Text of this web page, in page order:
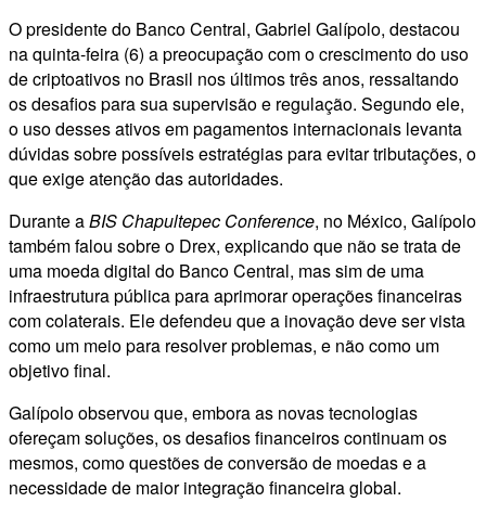
O presidente do Banco Central, Gabriel Galípolo, destacou
na quinta-feira (6) a preocupação com o crescimento do uso
de criptoativos no Brasil nos últimos três anos, ressaltando
os desafios para sua supervisão e regulação. Segundo ele,
o uso desses ativos em pagamentos internacionais levanta
dúvidas sobre possíveis estratégias para evitar tributações, o
que exige atenção das autoridades.
Durante aBIS Chapultepec Conference, no México, Galípolo
também falou sobre o Drex, explicando que não se trata de
uma moeda digital do Banco Central, mas sim de uma
infraestrutura pública para aprimorar operações financeiras
com colaterais. Ele defendeu que a inovação deve ser vista
como um meio para resolver problemas, e não como um
objetivo final.
Galípolo observou que, embora as novas tecnologias
ofereçam soluções, os desafios financeiros continuam os
mesmos, como questões de conversão de moedas e a
necessidade de maior integração financeira global.